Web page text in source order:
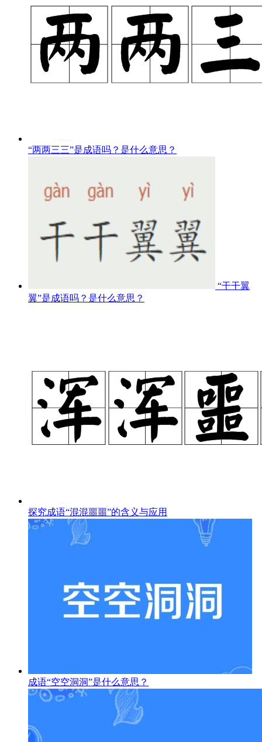
“两两三三”是成语吗？是什么意思？
“干干翼
翼”是成语吗？是什么意思？
探究成语“混混噩噩”的含义与应用
成语“空空洞洞”是什么意思？